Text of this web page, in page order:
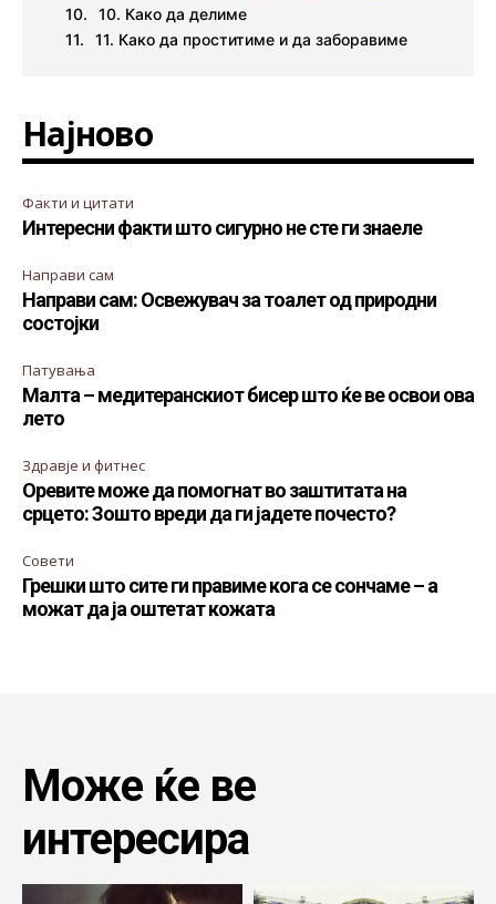
10. Како да делиме
11. Како да проститиме и да заборавиме
Најново
Факти и цитати
Интересни факти што сигурно не сте ги знаеле
Направи сам
Направи сам: Освежувач за тоалет од природни
состојки
Патувања
Малта – медитеранскиот бисер што ќе ве освои ова
лето
Здравје и фитнес
Оревите може да помогнат во заштитата на
срцето: Зошто вреди да ги јадете почесто?
Совети
Грешки што сите ги правиме кога се сончаме – а
можат да ја оштетат кожата
Може ќе ве
интересира